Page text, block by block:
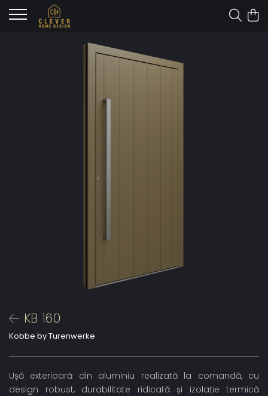
KB 160
Kobbe by Turenwerke
Ușă exterioară din aluminiu realizată la comandă, cu
design robust, durabilitate ridicată și izolație termică